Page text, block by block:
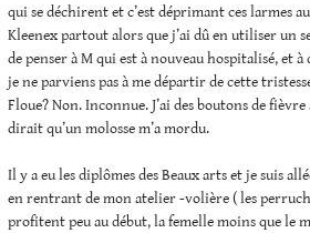
qui se déchirent et c’est déprimant ces larmes
Kleenex partout alors que j’ai dû en utiliser un
de penser à M qui est à nouveau hospitalisé, et
je ne parviens pas à me départir de cette
Floue? Non. Inconnue. J’ai des boutons de
dirait qu’un molosse m’a mordu.
Il y a eu les diplômes des Beaux arts et je suis
en rentrant de mon atelier -volière ( les
profitent peu au début, la femelle moins que le